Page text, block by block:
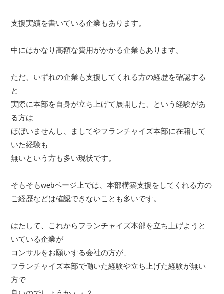
支援実績を書いている企業もあります。
中にはかなり高額な費用がかかる企業もあります。
ただ、いずれの企業も支援してくれる方の経歴を確認する
と
実際に本部を自身が立ち上げて展開した、という経験があ
る方は
ほぼいませんし、ましてやフランチャイズ本部に在籍して
いた経験も
無いという方も多い現状です。
そもそもwebページ上では、本部構築支援をしてくれる方の
ご経歴などは確認できないことも多いです。
はたして、これからフランチャイズ本部を立ち上げようと
いている企業が
コンサルをお願いする会社の方が、
フランチャイズ本部で働いた経験や立ち上げた経験が無い
方で